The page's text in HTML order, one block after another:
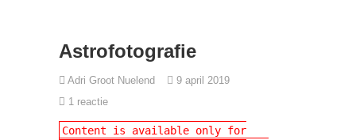
Astrofotografie
Adri Groot Nuelend
9 april 2019
1 reactie
Content is available only for